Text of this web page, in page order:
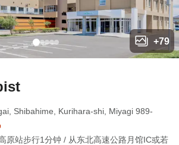
+79
Shibahime, Kurihara-shi, Miyagi 989-
原站步行1分钟 / 从东北高速公路月馆IC或若